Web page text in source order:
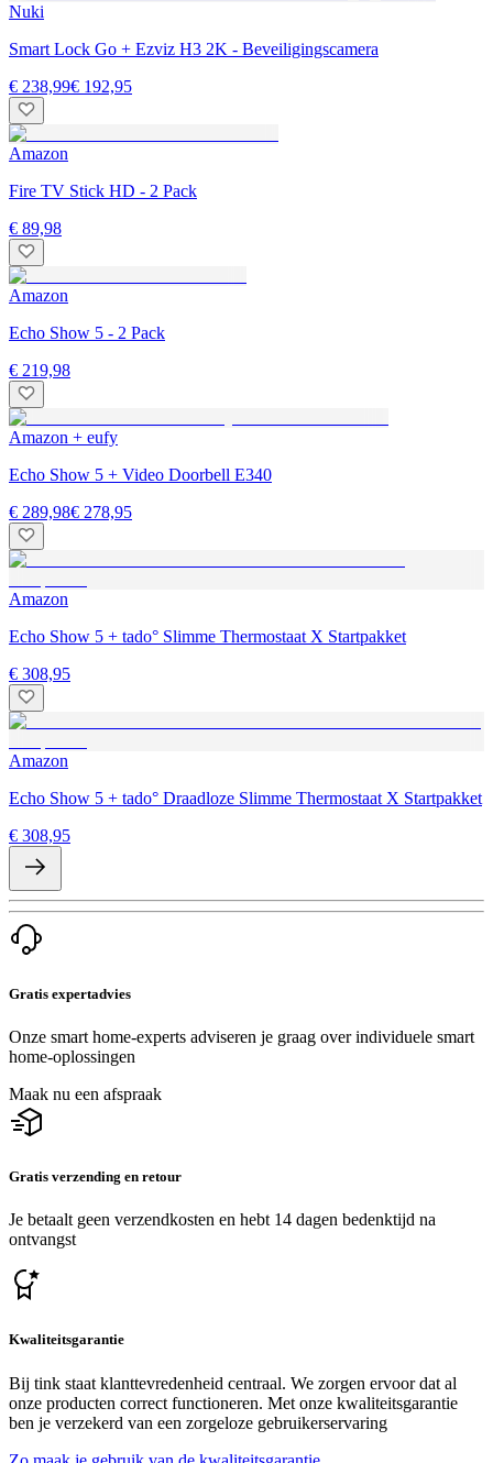
Nuki
Smart Lock Go + Ezviz H3 2K - Beveiligingscamera
€ 238,99€ 192,95
Amazon
Fire TV Stick HD - 2 Pack
€ 89,98
Amazon
Echo Show 5 - 2 Pack
€ 219,98
Amazon + eufy
Echo Show 5 + Video Doorbell E340
€ 289,98€ 278,95
Amazon
Echo Show 5 + tado° Slimme Thermostaat X Startpakket
€ 308,95
Amazon
Echo Show 5 + tado° Draadloze Slimme Thermostaat X Startpakket
€ 308,95
Gratis expertadvies
Onze smart home-experts adviseren je graag over individuele smart
home-oplossingen
Maak nu een afspraak
Gratis verzending en retour
Je betaalt geen verzendkosten en hebt 14 dagen bedenktijd na
ontvangst
Kwaliteitsgarantie
Bij tink staat klanttevredenheid centraal. We zorgen ervoor dat al
onze producten correct functioneren. Met onze kwaliteitsgarantie
ben je verzekerd van een zorgeloze gebruikerservaring